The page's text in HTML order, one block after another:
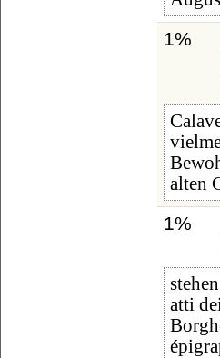
1%
alten
1%
atti